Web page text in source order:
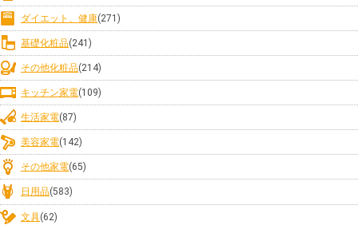
ダイエット、健康(271)
基礎化粧品(241)
その他化粧品(214)
キッチン家電(109)
生活家電(87)
美容家電(142)
その他家電(65)
日用品(583)
文具(62)